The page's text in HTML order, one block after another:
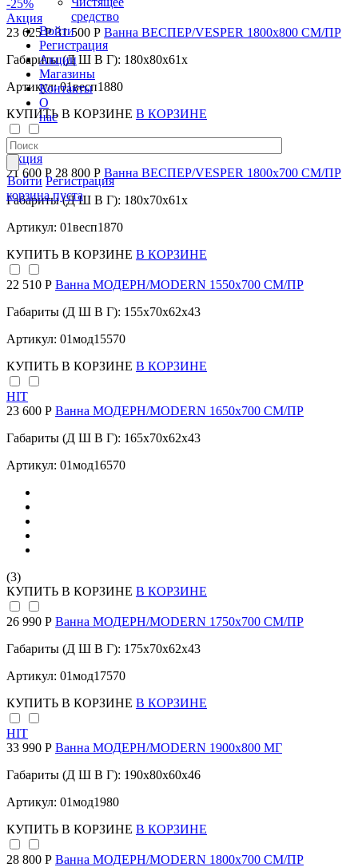
средство
Войти
Регистрация
Акции
Магазины
Контакты
О
нас
Войти Регистрация
корзина пуста
-25%
Акция
23 625 Р31 500 Р Ванна ВЕСПЕР/VESPER 1800х800 СМ/ПР
Габариты (Д Ш В Г): 180x80x61x
Артикул: 01весп1880
КУПИТЬ В КОРЗИНЕ В КОРЗИНЕ
-25%
Акция
21 600 Р 28 800 Р Ванна ВЕСПЕР/VESPER 1800х700 СМ/ПР
Габариты (Д Ш В Г): 180x70x61x
Артикул: 01весп1870
КУПИТЬ В КОРЗИНЕ В КОРЗИНЕ
22 510 Р Ванна МОДЕРН/MODERN 1550х700 СМ/ПР
Габариты (Д Ш В Г): 155x70x62x43
Артикул: 01мод15570
КУПИТЬ В КОРЗИНЕ В КОРЗИНЕ
HIT
23 600 Р Ванна МОДЕРН/MODERN 1650х700 СМ/ПР
Габариты (Д Ш В Г): 165x70x62x43
Артикул: 01мод16570
(3)
КУПИТЬ В КОРЗИНЕ В КОРЗИНЕ
26 990 Р Ванна МОДЕРН/MODERN 1750х700 СМ/ПР
Габариты (Д Ш В Г): 175x70x62x43
Артикул: 01мод17570
КУПИТЬ В КОРЗИНЕ В КОРЗИНЕ
HIT
33 990 Р Ванна МОДЕРН/MODERN 1900х800 МГ
Габариты (Д Ш В Г): 190x80x60x46
Артикул: 01мод1980
КУПИТЬ В КОРЗИНЕ В КОРЗИНЕ
28 800 Р Ванна МОДЕРН/MODERN 1800х700 СМ/ПР